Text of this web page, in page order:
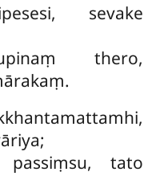
sevake
thero,
tato